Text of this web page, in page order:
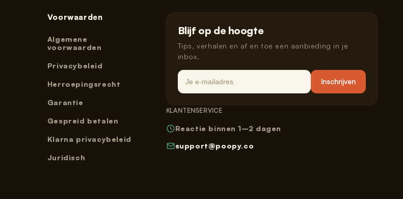
Voorwaarden
Algemene
voorwaarden
Privacybeleid
Herroepingsrecht
Garantie
Gespreid betalen
Klarna privacybeleid
Juridisch
Blijf op de hoogte
Tips, verhalen en af en toe een aanbieding in je
inbox.
Email
Inschrijven
KLANTENSERVICE
Reactie binnen 1–2 dagen
support@poopy.co